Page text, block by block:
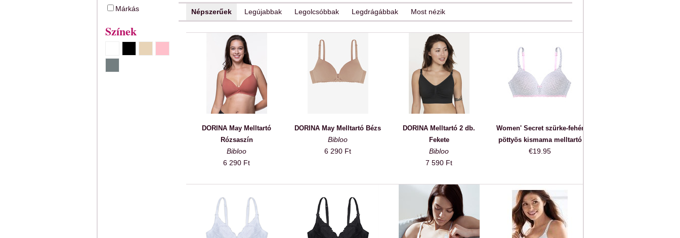
Márkás
Színek
Népszerűek Legújabbak Legolcsóbbak Legdrágábbak Most nézik
DORINA May Melltartó
Rózsaszín
Bibloo
6 290 Ft
DORINA May Melltartó Bézs
Bibloo
6 290 Ft
DORINA Melltartó 2 db.
Fekete
Bibloo
7 590 Ft
Women' Secret szürke-fehér
pöttyös kismama melltartó
€19.95